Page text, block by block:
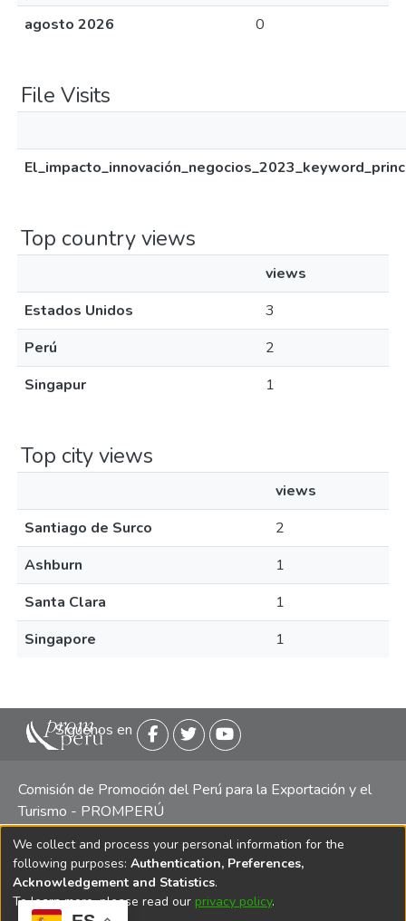
agosto 2026
0
File Visits
Top country views
views
Estados Unidos
3
Perú
2
Singapur
1
Top city views
views
Santiago de Surco
2
Ashburn
1
Santa Clara
1
Singapore
1
Siguenos en
Comisión de Promoción del Perú para la Exportación y el
Turismo - PROMPERÚ
Central telefónica: (511) 616 7300 / 616 7400 Calle Uno
Oeste 50, Edificio Mincetur, Pisos 13 y 14, San Isidro -
Lima
We collect and process your personal information for the
following purposes: Authentication, Preferences,
Acknowledgement and Statistics.
To learn more, please read our privacy policy.